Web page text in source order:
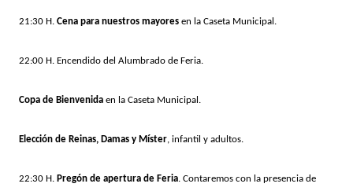
21:30 H. Cena para nuestros mayores en la Caseta Municipal.
22:00 H. Encendido del Alumbrado de Feria.
Copa de Bienvenida en la Caseta Municipal.
Elección de Reinas, Damas y Míster, infantil y adultos.
22:30 H. Pregón de apertura de Feria. Contaremos con la presencia de